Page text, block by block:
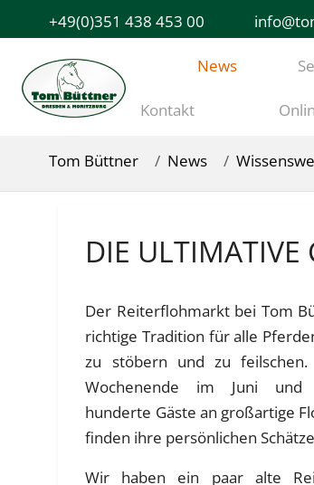
+49(0)351 438 453 00
News
Kontakt
Tom Büttner News
DIE ULTIMATIVE
Der Reiterflohmarkt bei Tom
richtige Tradition für alle
zu stöbern und zu
Wochenende im Juni und
hunderte Gäste an großartige
finden ihre persönlichen
Wir haben ein paar alte